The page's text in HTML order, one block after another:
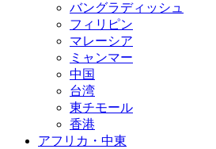
バングラディッシュ
フィリピン
マレーシア
ミャンマー
中国
台湾
東チモール
香港
アフリカ・中東